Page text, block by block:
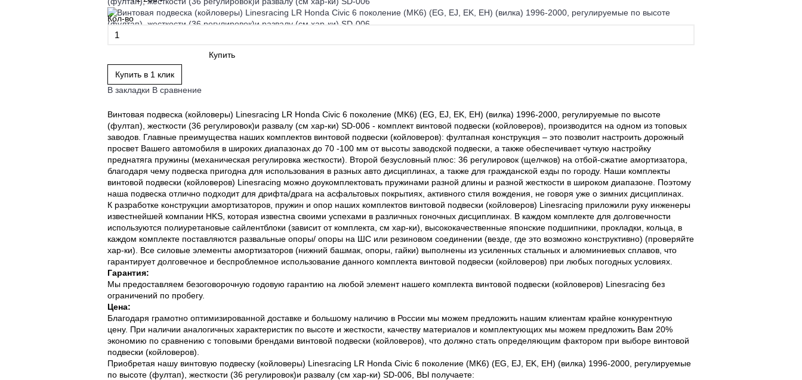
Кол-во
Купить
Купить в 1 клик
В закладки В сравнение
Винтовая подвеска (койловеры) Linesracing LR Honda Civic 6 поколение (MK6) (EG, EJ, EK, EH) (вилка) 1996-2000, регулируемые по высоте
(фултап), жесткости (36 регулировок)и развалу (см хар-ки) SD-006 - комплект винтовой подвески (койловеров), производится на одном из топовых
заводов. Главные преимущества наших комплектов винтовой подвески (койловеров): фултапная конструкция – это позволит настроить дорожный
просвет Вашего автомобиля в широких диапазонах до 70 -100 мм от высоты заводской подвески, а также обеспечивает чуткую настройку
преднатяга пружины (механическая регулировка жесткости). Второй безусловный плюс: 36 регулировок (щелчков) на отбой-сжатие амортизатора,
благодаря чему подвеска пригодна для использования в разных авто дисциплинах, а также для гражданской езды по городу. Наши комплекты
винтовой подвески (койловеров) Linesracing можно доукомплектовать пружинами разной длины и разной жесткости в широком диапазоне. Поэтому
наша подвеска отлично подходит для дрифта/драга на асфальтовых покрытиях, активного стиля вождения, не говоря уже о зимних дисциплинах.
К разработке конструкции амортизаторов, пружин и опор наших комплектов винтовой подвески (койловеров) Linesracing приложили руку инженеры
известнейшей компании HKS, которая известна своими успехами в различных гоночных дисциплинах. В каждом комплекте для долговечности
используются полиуретановые сайлентблоки (зависит от комплекта, см хар-ки), высококачественные японские подшипники, прокладки, кольца, в
каждом комплекте поставляются развальные опоры/ опоры на ШС или резиновом соединении (везде, где это возможно конструктивно) (проверяйте
хар-ки). Все силовые элементы амортизаторов (нижний башмак, опоры, гайки) выполнены из усиленных стальных и алюминиевых сплавов, что
гарантирует долговечное и беспроблемное использование данного комплекта винтовой подвески (койловеров) при любых погодных условиях.
Гарантия:
Мы предоставляем безоговорочную годовую гарантию на любой элемент нашего комплекта винтовой подвески (койловеров) Linesracing без
ограничений по пробегу.
Цена:
Благодаря грамотно оптимизированной доставке и большому наличию в России мы можем предложить нашим клиентам крайне конкурентную
цену. При наличии аналогичных характеристик по высоте и жесткости, качеству материалов и комплектующих мы можем предложить Вам 20%
экономию по сравнению с топовыми брендами винтовой подвески (койловеров), что должно стать определяющим фактором при выборе винтовой
подвески (койловеров).
Приобретая нашу винтовую подвеску (койловеры) Linesracing LR Honda Civic 6 поколение (MK6) (EG, EJ, EK, EH) (вилка) 1996-2000, регулируемые
по высоте (фултап), жесткости (36 регулировок)и развалу (см хар-ки) SD-006, ВЫ получаете: